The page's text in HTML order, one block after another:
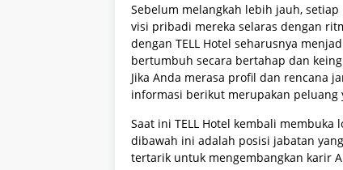
Sebelum melangkah lebih jauh,
visi pribadi mereka selaras dengan
dengan TELL Hotel seharusnya
bertumbuh secara bertahap dan
Jika Anda merasa profil dan rencana
informasi berikut merupakan
Saat ini TELL Hotel kembali
dibawah ini adalah posisi jabatan
tertarik untuk mengembangkan karir